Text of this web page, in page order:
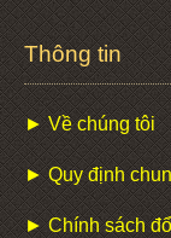
Thông tin
► Về chúng tôi
► Quy định
► Chính sách